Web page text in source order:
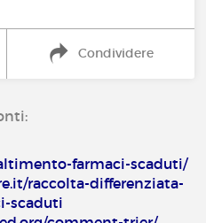
Condividere
farmaci-scaduti/
raccolta-differenziata-
scaduti